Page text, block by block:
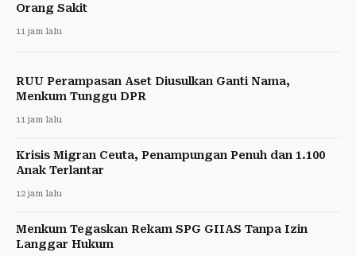
Orang Sakit
11 jam lalu
RUU Perampasan Aset Diusulkan Ganti Nama,
Menkum Tunggu DPR
11 jam lalu
Krisis Migran Ceuta, Penampungan Penuh dan 1.100
Anak Terlantar
12 jam lalu
Menkum Tegaskan Rekam SPG GIIAS Tanpa Izin
Langgar Hukum